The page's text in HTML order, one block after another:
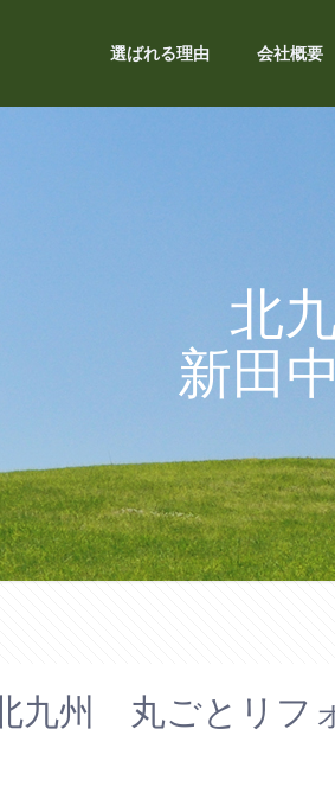
選ばれる理由 会社概要
・ 北九
新田中
丸ごとリフ